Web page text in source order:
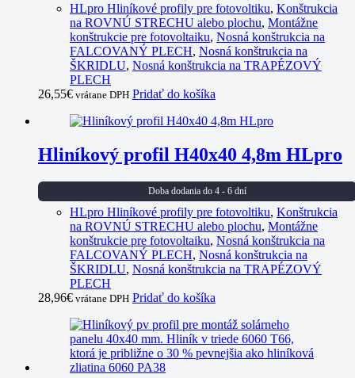
HLpro Hliníkové profily pre fotovoltiku, Konštrukcia
na ROVNÚ STRECHU alebo plochu, Montážne
konštrukcie pre fotovoltaiku, Nosná konštrukcia na
FALCOVANÝ PLECH, Nosná konštrukcia na
ŠKRIDLU, Nosná konštrukcia na TRAPÉZOVÝ
PLECH
26,55€ vrátane DPH Pridať do košíka
Hliníkový profil H40x40 4,8m HLpro
Doba dodania do 4 - 6 dní
HLpro Hliníkové profily pre fotovoltiku, Konštrukcia
na ROVNÚ STRECHU alebo plochu, Montážne
konštrukcie pre fotovoltaiku, Nosná konštrukcia na
FALCOVANÝ PLECH, Nosná konštrukcia na
ŠKRIDLU, Nosná konštrukcia na TRAPÉZOVÝ
PLECH
28,96€ vrátane DPH Pridať do košíka